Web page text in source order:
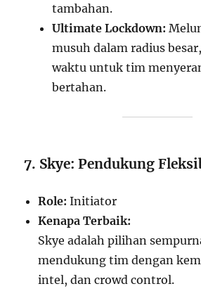
tambahan.
Ultimate Lockdown:
musuh dalam radius
waktu untuk tim
bertahan.
7. Skye: Pendukung
Role: Initiator
Kenapa Terbaik:
Skye adalah pilihan
mendukung tim dengan
intel, dan crowd control.